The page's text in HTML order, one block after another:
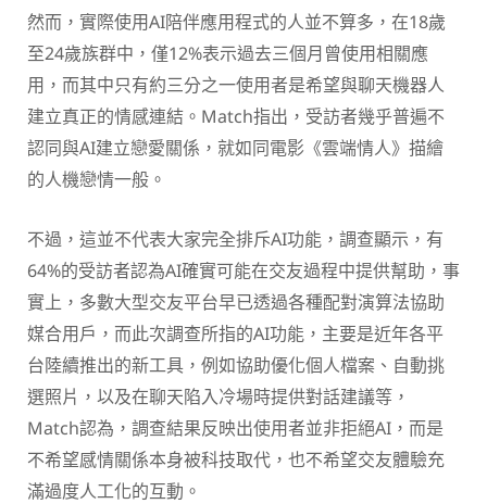
然而，實際使用AI陪伴應用程式的人並不算多，在18歲
至24歲族群中，僅12%表示過去三個月曾使用相關應
用，而其中只有約三分之一使用者是希望與聊天機器人
建立真正的情感連結。Match指出，受訪者幾乎普遍不
認同與AI建立戀愛關係，就如同電影《雲端情人》描繪
的人機戀情一般。
不過，這並不代表大家完全排斥AI功能，調查顯示，有
64%的受訪者認為AI確實可能在交友過程中提供幫助，事
實上，多數大型交友平台早已透過各種配對演算法協助
媒合用戶，而此次調查所指的AI功能，主要是近年各平
台陸續推出的新工具，例如協助優化個人檔案、自動挑
選照片，以及在聊天陷入冷場時提供對話建議等，
Match認為，調查結果反映出使用者並非拒絕AI，而是
不希望感情關係本身被科技取代，也不希望交友體驗充
滿過度人工化的互動。